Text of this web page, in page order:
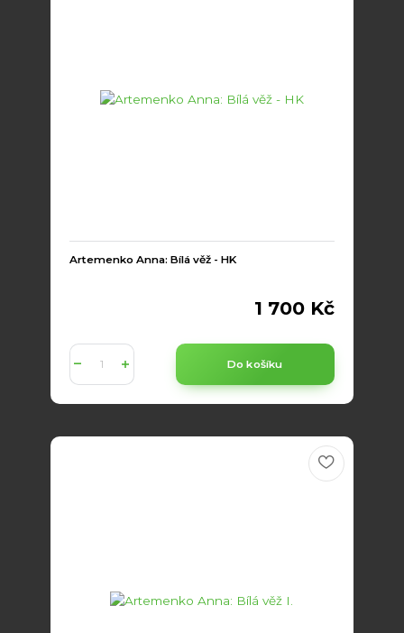
Artemenko Anna: Bílá věž - HK
1 700 Kč
Do košíku